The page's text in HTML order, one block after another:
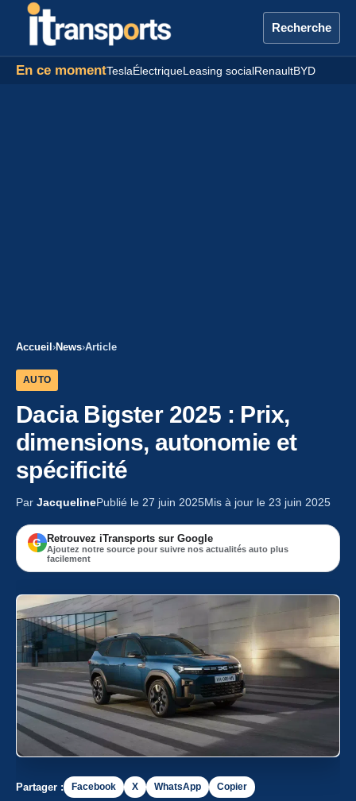
Recherche
En ce momentTeslaÉlectriqueLeasing socialRenaultBYD
Accueil ›News›Article
AUTO
Dacia Bigster 2025 : Prix,
dimensions, autonomie et
spécificité
Par JacquelinePublié le 27 juin 2025Mis à jour le 23 juin 2025
G Retrouvez iTransports sur Google
Ajoutez notre source pour suivre nos actualités auto plus
facilement
Partager : Facebook X WhatsApp Copier